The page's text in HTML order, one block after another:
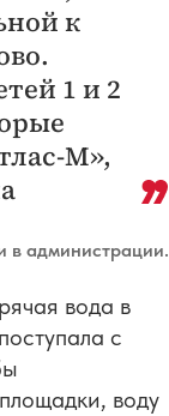
к
1 и 2
М»,
в администрации.
вода в
с
воду